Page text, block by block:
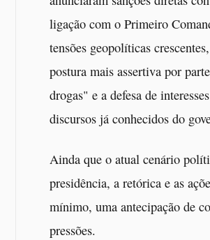
ligação com o Primeiro
tensões geopolíticas
postura mais assertiva por
drogas" e a defesa de
discursos já conhecidos do
Ainda que o atual cenário
presidência, a retórica e as
mínimo, uma antecipação de
pressões.